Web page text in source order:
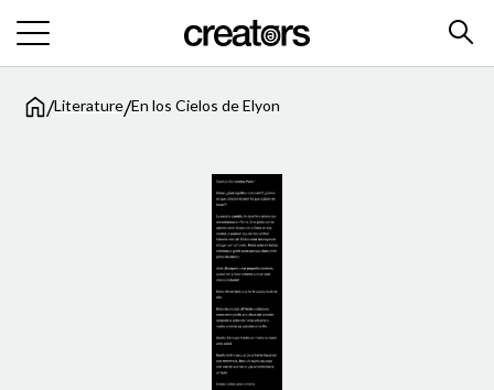
/Literature/En los Cielos de Elyon